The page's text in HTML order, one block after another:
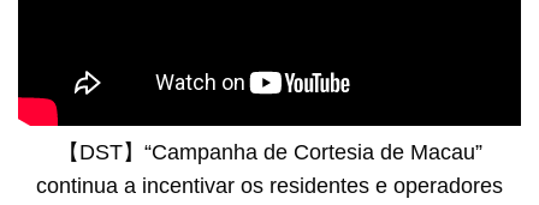
【DST】“Campanha de Cortesia de Macau”
continua a incentivar os residentes e operadores